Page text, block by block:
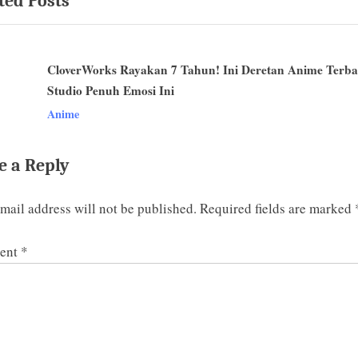
o
t
CloverWorks Rayakan 7 Tahun! Ini Deretan Anime
Studio Penuh Emosi Ini
Anime
a Reply
address will not be published. Required fields are marked
*